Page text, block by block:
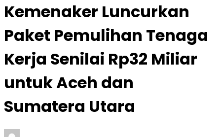
Kemenaker Luncurkan
Paket Pemulihan Tenaga
Kerja Senilai Rp32 Miliar
untuk Aceh dan
Sumatera Utara